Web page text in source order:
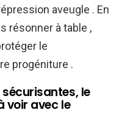
aveugle . En
résonner à table ,
le
progéniture .
le
voir avec le